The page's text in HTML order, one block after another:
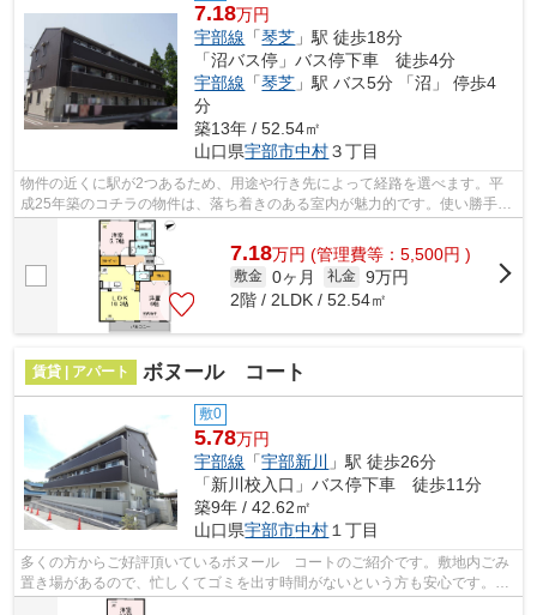
7.18万円
宇部線 「琴芝 」駅 徒歩18分
「沼バス停」バス停下車 徒歩4分
宇部線 「琴芝 」駅 バス5分 「沼」 停歩4
分
築13年 / 52.54㎡
山口県宇部市中村３丁目
物件の近くに駅が2つあるため、用途や行き先によって経路を選べます。平
成25年築のコチラの物件は、落ち着きのある室内が魅力的です。使い勝手の
良いアパートでイチオシの物件です。で...
7.18万円 (管理費等：5,500円 )
敷金 0ヶ月 礼金 9万円
2階 / 2LDK / 52.54㎡
賃貸 | アパート ボヌール コート
敷0
5.78万円
宇部線 「宇部新川
」駅 徒歩26分
「新川校入口」バス停下車 徒歩11分
築9年 / 42.62㎡
山口県宇部市中村 １丁目
多くの方からご好評頂いているボヌール コートのご紹介です。敷地内ごみ
置き場があるので、忙しくてゴミを出す時間がないという方も安心です。ご
紹介するのは2016年11月竣工・築6年の...